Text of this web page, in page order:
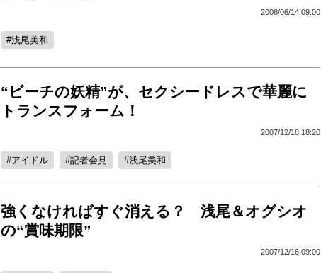
2008/06/14 09:00
浅尾美和
“ビーチの妖精”が、セクシードレスで華麗に
トランスフォーム！
2007/12/18 18:20
アイドル 記者会見 浅尾美和
強くなければすぐ消える？ 浅尾＆オグシオ
の“賞味期限”
2007/12/16 09:00